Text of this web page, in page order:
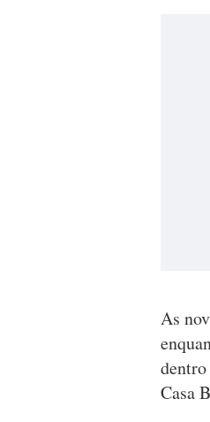
As
dentro
Casa